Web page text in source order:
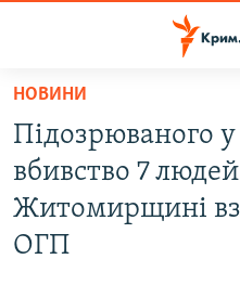
Перейти
основного
матеріалу
Перейти
до
основної
ВОДА.КРИМ
ВІДЕО ТА ФОТО
ПОЛІТИКА
НОВИНИ
Підозрюваного у
вбивство 7
Житомирщині
ОГП